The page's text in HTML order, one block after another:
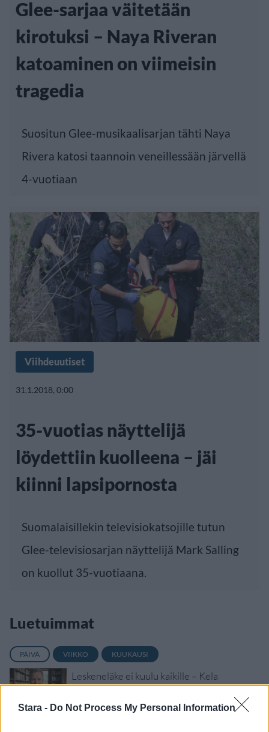
Stara - Do Not Process My Personal Information
Glee-sarjaa väitetään
kirotuksi – Naya Riveran
katoaminen on viimeisin
tragedia
Suositun Glee-musikaalisarjan tähti Naya
Rivera katosi taannoin veneillessään järvellä
4-vuotiaan
Viihdeuutiset
31.1.2018, 0:00
35-vuotias näyttelijä
löydettiin kuolleena – jäi
kiinni lapsipornosta
Suomalaisillekin televisiokatsojille tutun
Glee-televisiosarjan näyttelijä Mark Salling
on kuollut 35-vuotiaana.
Luetuimmat
PÄIVÄ VIIKKO KUUKAUSI
Leskeneläke ei kuulu kaikille – Kela
Työnantaja ei hyväksynyt etälääkärin